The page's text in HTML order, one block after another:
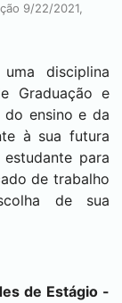
9/22/2021,
disciplina
Graduação e
ensino e da
à sua futura
para
de trabalho
de sua
de Estágio -